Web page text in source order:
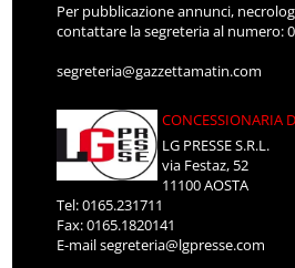
Per pubblicazione annunci,
contattare la segreteria al numero:
segreteria@gazzettamatin.com
CONCESSIONARIA
LG PRESSE S.R.L.
via Festaz, 52
11100 AOSTA
Tel: 0165.231711
Fax: 0165.1820141
E-mailsegreteria@lgpresse.com